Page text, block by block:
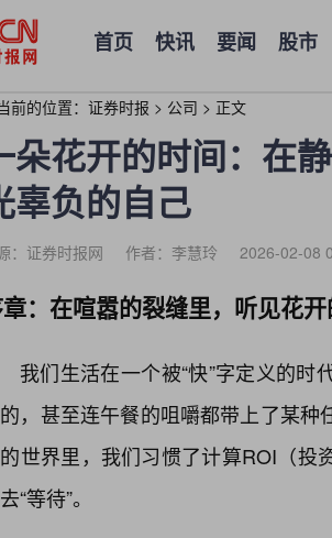
首页 快讯 要闻 股市
前的位置： 证券时报 > 公司 > 正文
朵花开的时间：在
辜负的自己
：证券时报网 作者：李慧玲 2026-02-08
：在喧嚣的裂缝里，听见花
我们生活在一个被“快”字定义的
，甚至连午餐的咀嚼都带上了某
世界里，我们习惯了计算ROI（投
“等待”。